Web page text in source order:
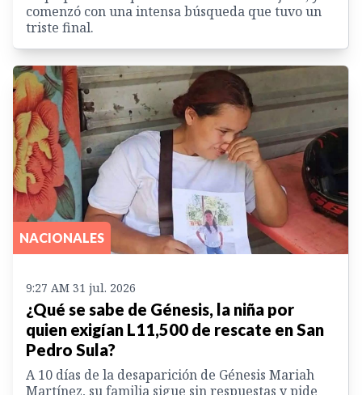
comenzó con una intensa búsqueda que tuvo un
triste final.
NACIONALES
9:27 AM 31 jul. 2026
¿Qué se sabe de Génesis, la niña por
quien exigían L11,500 de rescate en San
Pedro Sula?
A 10 días de la desaparición de Génesis Mariah
Martínez, su familia sigue sin respuestas y pide